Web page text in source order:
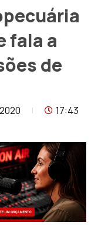
fala a
de
17:43